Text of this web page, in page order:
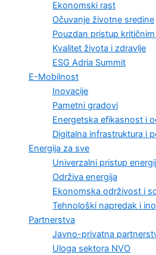
Ekonomski rast
Očuvanje životne sredine
Pouzdan pristup
Kvalitet života i zdravlje
ESG Adria Summit
E-Mobilnost
Inovacije
Pametni gradovi
Energetska efikasnost i
Digitalna infrastruktura i
Energija za sve
Univerzalni pristup
Održiva energija
Ekonomska održivost i
Tehnološki napredak i
Partnerstva
Javno-privatna
Uloga sektora NVO